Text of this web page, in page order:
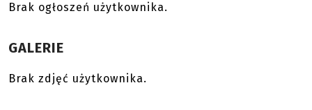
Brak ogłoszeń użytkownika.
GALERIE
Brak zdjęć użytkownika.